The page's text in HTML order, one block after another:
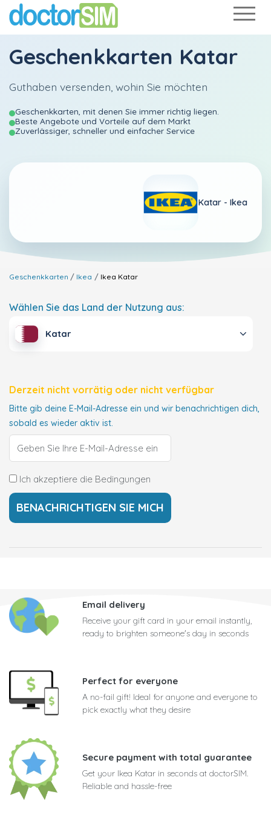
Geschenkkarten Katar
Guthaben versenden, wohin Sie möchten
Geschenkkarten, mit denen Sie immer richtig liegen.
Beste Angebote und Vorteile auf dem Markt
Zuverlässiger, schneller und einfacher Service
Katar - Ikea
Geschenkkarten Ikea Ikea Katar
Wählen Sie das Land der Nutzung aus:
Katar
Derzeit nicht vorrätig oder nicht verfügbar
Bitte gib deine E-Mail-Adresse ein und wir benachrichtigen dich,
sobald es wieder aktiv ist.
Ich akzeptiere die Bedingungen
Email delivery
Receive your gift card in your email instantly,
ready to brighten someone's day in seconds
Perfect for everyone
A no-fail gift! Ideal for anyone and everyone to
pick exactly what they desire
Secure payment with total guarantee
Get your Ikea Katar in seconds at doctorSIM.
Reliable and hassle-free